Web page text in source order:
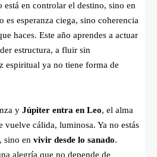
está en controlar el destino, sino en
es esperanza ciega, sino coherencia
haces. Este año aprendes a actuar
estructura, a fluir sin
espiritual ya no tiene forma de
y Júpiter entra en Leo, el alma
vuelve cálida, luminosa. Ya no estás
sino en vivir desde lo sanado.
alegría que no depende de